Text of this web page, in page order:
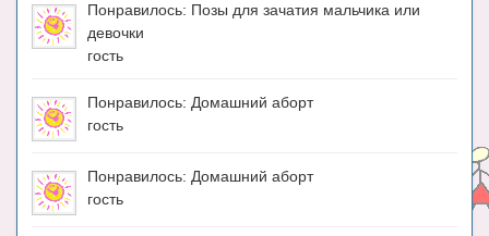
Понравилось: Позы для зачатия мальчика или
девочки
гость
Понравилось: Домашний аборт
гость
Понравилось: Домашний аборт
гость